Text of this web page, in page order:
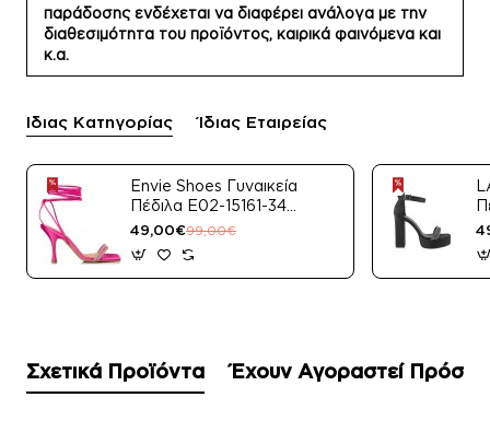
παράδοσης ενδέχεται να διαφέρει ανάλογα με την
διαθεσιμότητα του προϊόντος, καιρικά φαινόμενα και
κ.α.
Ίδιας Κατηγορίας Ίδιας Εταιρείας
Envie Shoes Γυναικεία
Πέδιλα E02-15161-34
Μαύρο Satin
49,00€99,00€
Σχετικά Προϊόντα Έχουν Αγοραστεί